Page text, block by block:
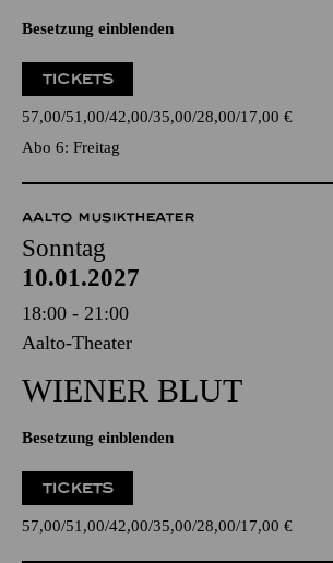
Besetzung einblenden
TICKETS
57,00 51,00 42,00 35,00 28,00 17,00 €
Abo 6: Freitag
AALTO MUSIKTHEATER
Sonntag
10.01.2027
18:00 - 21:00
Aalto-Theater
WIENER BLUT
Besetzung einblenden
TICKETS
57,00 51,00 42,00 35,00 28,00 17,00 €